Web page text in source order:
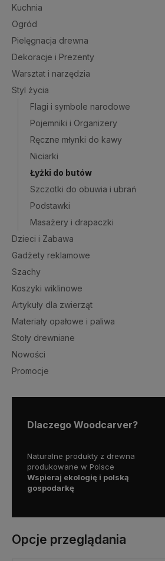
Kuchnia
Ogród
Pielęgnacja drewna
Dekoracje i Prezenty
Warsztat i narzędzia
Styl życia
Flagi i symbole narodowe
Pojemniki i Organizery
Ręczne młynki do kawy
Niciarki
Łyżki do butów
Szczotki do obuwia i ubrań
Podstawki
Masażery i drapaczki
Dzieci i Zabawa
Gadżety reklamowe
Szachy
Koszyki wiklinowe
Artykuły dla zwierząt
Materiały opałowe i paliwa
Stoły drewniane
Nowości
Promocje
Dlaczego Woodcarver?
Naturalne produkty z drewna
produkowane w Polsce
Wspieraj ekologię i polską
gospodarkę
Opcje przeglądania